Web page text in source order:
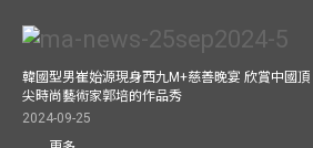
韓國型男崔始源現身西九M+慈善晚宴 欣賞中國頂
尖時尚藝術家郭培的作品秀
2024-09-25